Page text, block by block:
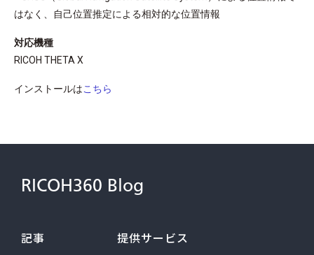
はなく、自己位置推定による相対的な位置情報
対応機種
RICOH THETA X
インストールはこちら
RICOH360 Blog
記事
提供サービス